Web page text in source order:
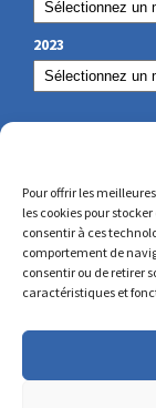
Pour offrir les
les cookies pour
consentir à ces
comportement de
consentir ou de retirer
caractéristiques et
2023
NOS